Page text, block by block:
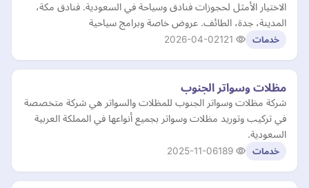
الاختيار الأمثل لحجوزات فنادق وسياحة في السعودية. فنادق مكة،
المدينة، جدة، الطائف. عروض خاصة وبرامج سياحية
خدمات 2026-04-02
مظلات وسواتر الجنوب
شركة مظلات وسواتر الجنوب للمظلات والسواتر هي شركة متخصصة
في تركيب وتوريد مظلات وسواتر بجميع أنواعها في المملكة العربية
السعودية.
خدمات 2025-11-06